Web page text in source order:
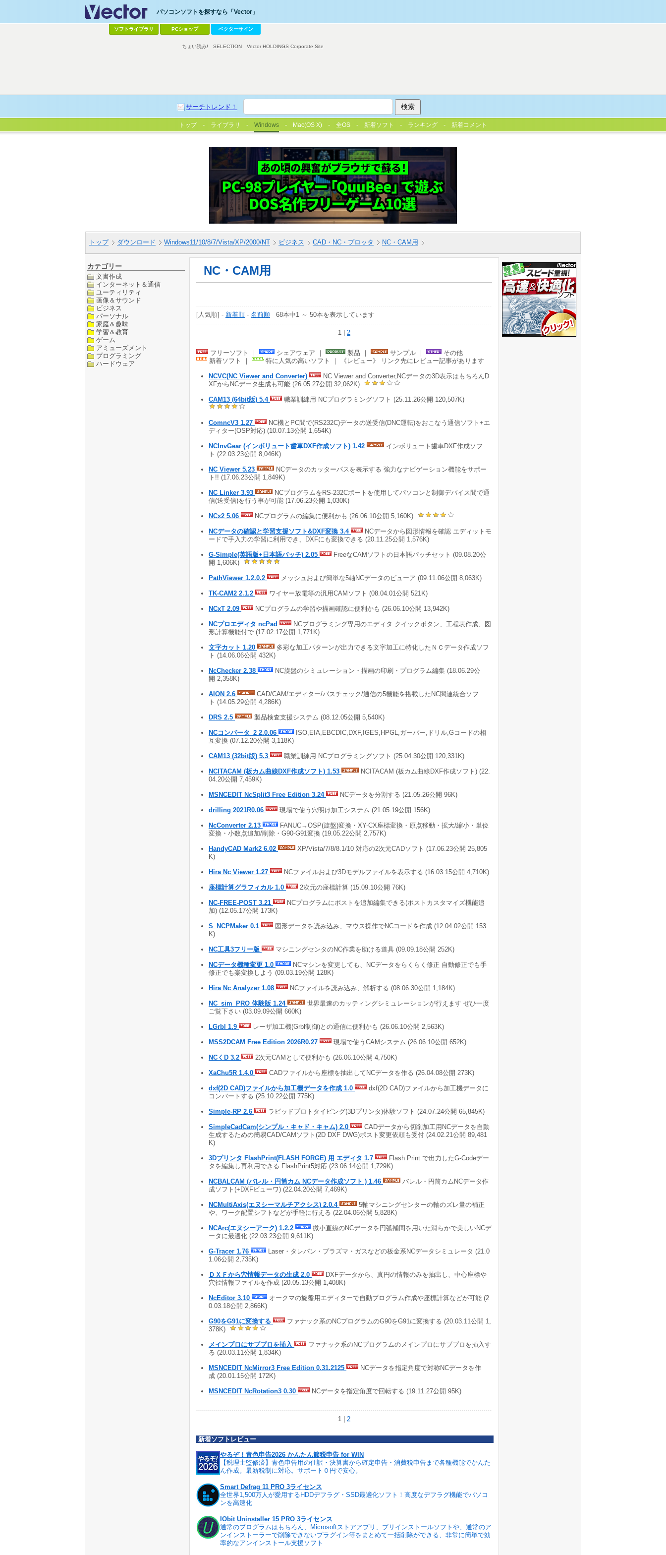
パソコンソフトを探すなら「Vector」
ソフトライブラリ PCショップ ベクターサイン
サーチトレンド！
ちょい読み! SELECTION Vector HOLDINGS Corporate Site
トップ ライブラリ Windows Mac(OS X) 全OS 新着ソフト ランキング 新着コメント
トップ ダウンロード Windows11/10/8/7/Vista/XP/2000/NT ビジネス CAD・NC・プロッタ NC・CAM用
カテゴリー
文書作成
インターネット＆通信
ユーティリティ
画像＆サウンド
ビジネス
パーソナル
家庭＆趣味
学習＆教育
ゲーム
アミューズメント
プログラミング
ハードウェア
NC・CAM用
[人気順] - 新着順 - 名前順 68本中1 ～ 50本を表示しています
1 | 2
フリーソフト ｜ シェアウェア ｜ 製品 ｜ サンプル ｜
その他
新着ソフト ｜
特に人気の高いソフト ｜ 《レビュー》 リンク先にレビュー記事があります
NCVC(NC Viewer and Converter)
NC Viewer and Converter,NCデータの3D表示はもちろんD
XFからNCデータ生成も可能 (26.05.27公開 32,062K)
CAM13 (64bit版) 5.4 職業訓練用 NCプログラミングソフト (25.11.26公開 120,507K)
ComncV3 1.27
NC機とPC間で(RS232C)データの送受信(DNC運転)をおこなう通信ソフト+エ
ディター(OSP対応) (10.07.13公開 1,654K)
NCInvGear (インボリュート歯車DXF作成ソフト) 1.42
インボリュート歯車DXF作成ソフ
ト (22.03.23公開 8,046K)
NC Viewer 5.23
NCデータのカッターパスを表示する 強力なナビゲーション機能をサポー
ト!! (17.06.23公開 1,849K)
NC Linker 3.93
NCプログラムをRS-232Cポートを使用してパソコンと制御デバイス間で通
信(送受信)を行う事が可能 (17.06.23公開 1,030K)
NCx2 5.06 NCプログラムの編集に便利かも (26.06.10公開 5,160K)
NCデータの確認と学習支援ソフト&DXF変換 3.4
NCデータから図形情報を確認 エディットモ
ードで手入力の学習に利用でき、DXFにも変換できる (20.11.25公開 1,576K)
G-Simple(英語版+日本語パッチ) 2.05
FreeなCAMソフトの日本語パッチセット (09.08.20公
開 1,606K)
PathViewer 1.2.0.2 メッシュおよび簡単な5軸NCデータのビューア (09.11.06公開 8,063K)
TK-CAM2 2.1.2 ワイヤー放電等の汎用CAMソフト (08.04.01公開 521K)
NCxT 2.09 NCプログラムの学習や描画確認に便利かも (26.06.10公開 13,942K)
NCプロエディタ ncPad
NCプログラミング専用のエディタ クイックボタン、工程表作成、図
形計算機能付で (17.02.17公開 1,771K)
文字カット 1.20
多彩な加工パターンが出力できる文字加工に特化したＮＣデータ作成ソフ
ト (14.06.06公開 432K)
NcChecker 2.38
NC旋盤のシミュレーション・描画の印刷・プログラム編集 (18.06.29公
開 2,358K)
AION 2.6
CAD/CAM/エディター/パスチェック/通信の5機能を搭載したNC関連統合ソフ
ト (14.05.29公開 4,286K)
DRS 2.5 製品検査支援システム (08.12.05公開 5,540K)
NCコンバータ_2 2.0.06
ISO,EIA,EBCDIC,DXF,IGES,HPGL,ガーバー,ドリル,Gコードの相
互変換 (07.12.20公開 3,118K)
CAM13 (32bit版) 5.3 職業訓練用 NCプログラミングソフト (25.04.30公開 120,331K)
NCITACAM (板カム曲線DXF作成ソフト) 1.53
NCITACAM (板カム曲線DXF作成ソフト) (22.
04.20公開 7,459K)
MSNCEDIT NcSplit3 Free Edition 3.24 NCデータを分割する (21.05.26公開 96K)
drilling 2021R0.06 現場で使う穴明け加工システム (21.05.19公開 156K)
NcConverter 2.13
FANUC→OSP(旋盤)変換・XY-CX座標変換・原点移動・拡大/縮小・単位
変換・小数点追加/削除・G90-G91変換 (19.05.22公開 2,757K)
HandyCAD Mark2 6.02
XP/Vista/7/8/8.1/10 対応の2次元CADソフト (17.06.23公開 25,805
K)
Hira Nc Viewer 1.27 NCファイルおよび3Dモデルファイルを表示する (16.03.15公開 4,710K)
座標計算グラフィカル 1.0 2次元の座標計算 (15.09.10公開 76K)
NC-FREE-POST 3.21
NCプログラムにポストを追加編集できる(ポストカスタマイズ機能追
加) (12.05.17公開 173K)
S_NCPMaker 0.1
図形データを読み込み、マウス操作でNCコードを作成 (12.04.02公開 153
K)
NC工具3フリー版 マシニングセンタのNC作業を助ける道具 (09.09.18公開 252K)
NCデータ機種変更 1.0
NCマシンを変更しても、NCデータをらくらく修正 自動修正でも手
修正でも楽変換しよう (09.03.19公開 128K)
Hira Nc Analyzer 1.08 NCファイルを読み込み、解析する (08.06.30公開 1,184K)
NC_sim_PRO 体験版 1.24
世界最速のカッティングシミュレーションが行えます ぜひ一度
ご覧下さい (03.09.09公開 660K)
LGrbl 1.9 レーザ加工機(Grbl制御)との通信に便利かも (26.06.10公開 2,563K)
MSS2DCAM Free Edition 2026R0.27 現場で使うCAMシステム (26.06.10公開 652K)
NCくD 3.2 2次元CAMとして便利かも (26.06.10公開 4,750K)
XaChu5R 1.4.0 CADファイルから座標を抽出してNCデータを作る (26.04.08公開 273K)
dxf(2D CAD)ファイルから加工機データを作成 1.0
dxf(2D CAD)ファイルから加工機データに
コンバートする (25.10.22公開 775K)
Simple-RP 2.6 ラピッドプロトタイピング(3Dプリンタ)体験ソフト (24.07.24公開 65,845K)
SimpleCadCam(シンプル・キャド・キャム) 2.0
CADデータから切削加工用NCデータを自動
生成するための簡易CAD/CAMソフト(2D DXF DWG)ポスト変更依頼も受付 (24.02.21公開 89,481
K)
3Dプリンタ FlashPrint(FLASH FORGE) 用 エディタ 1.7
Flash Print で出力したG-Codeデー
タを編集し再利用できる FlashPrint5対応 (23.06.14公開 1,729K)
NCBALCAM (バレル・円筒カム NCデータ作成ソフト ) 1.46
バレル・円筒カムNCデータ作
成ソフト(+DXFビューワ) (22.04.20公開 7,469K)
NCMultiAxis(エヌシーマルチアクシス) 2.0.4
5軸マシニングセンターの軸のズレ量の補正
や、ワーク配置シフトなどが手軽に行える (22.04.06公開 5,828K)
NCArc(エヌシーアーク) 1.2.2
微小直線のNCデータを円弧補間を用いた滑らかで美しいNCデ
ータに最適化 (22.03.23公開 9,611K)
G-Tracer 1.76
Laser・タレパン・プラズマ・ガスなどの板金系NCデータシミュレータ (21.0
1.06公開 2,735K)
ＤＸＦから穴情報データの生成 2.0
DXFデータから、真円の情報のみを抽出し、中心座標や
穴径情報ファイルを作成 (20.05.13公開 1,408K)
NcEditor 3.10
オークマの旋盤用エディターで自動プログラム作成や座標計算などが可能 (2
0.03.18公開 2,866K)
G90をG91に変換する
ファナック系のNCプログラムのG90をG91に変換する (20.03.11公開 1,
378K)
メインプロにサブプロを挿入
ファナック系のNCプログラムのメインプロにサブプロを挿入す
る (20.03.11公開 1,834K)
MSNCEDIT NcMirror3 Free Edition 0.31.2125
NCデータを指定角度で対称NCデータを作
成 (20.01.15公開 172K)
MSNCEDIT NcRotation3 0.30 NCデータを指定角度で回転する (19.11.27公開 95K)
1 | 2
新着ソフトレビュー
やるぞ！青色申告2026 かんたん節税申告 for WIN
【税理士監修済】青色申告用の仕訳・決算書から確定申告・消費税申告まで各種機能でかんた
ん作成。最新税制に対応。サポート０円で安心。
Smart Defrag 11 PRO 3ライセンス
全世界1,500万人が愛用するHDDデフラグ・SSD最適化ソフト！高度なデフラグ機能でパソコ
ンを高速化
IObit Uninstaller 15 PRO 3ライセンス
通常のプログラムはもちろん、Microsoftストアアプリ、プリインストールソフトや、通常のア
ンインストーラーで削除できないプラグイン等をまとめて一括削除ができる、非常に簡単で効
率的なアンインストール支援ソフト